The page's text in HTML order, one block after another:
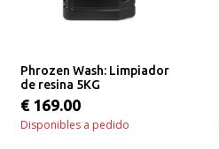
Phrozen Wash: Limpiador
de resina 5KG
€ 169.00
Disponibles a pedido